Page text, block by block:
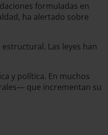
formuladas en
ha alertado sobre
Las leyes han
y política. En muchos
que incrementan su